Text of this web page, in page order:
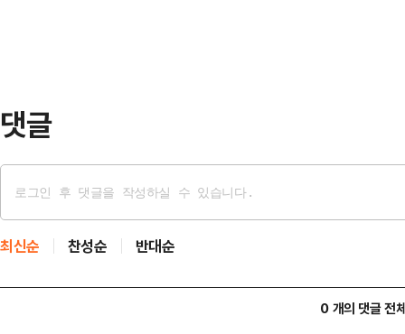
댓글
최신순 찬성순 반대순
0 개의 댓글 전